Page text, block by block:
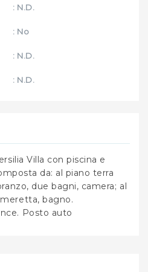
: N.D.
: No
: N.D.
: N.D.
Villa con piscina e
da: al piano terra
due bagni, camera; al
bagno.
Posto auto